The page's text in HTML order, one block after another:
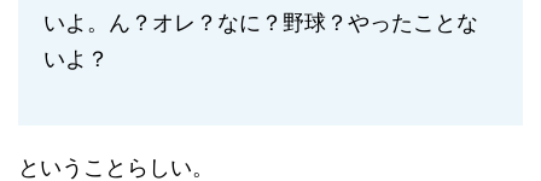
いよ。ん？オレ？なに？野球？やったことな
いよ？
ということらしい。